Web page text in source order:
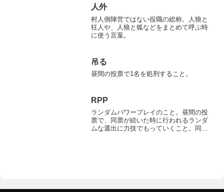
の○○さんがゴソゴソ動いてたから人狼だ
と思う」など、これ...
人外
村人側陣営ではない役職の総称。人狼と
狂人や、人狼と狐などをまとめて呼ぶ時
に使う言葉。
吊る
昼間の投票で1名を処刑すること。
RPP
ランダムパワープレイのこと。昼間の投
票で、同票が続いた時に行われるランダ
ムな選出に力技でもっていくこと。同票